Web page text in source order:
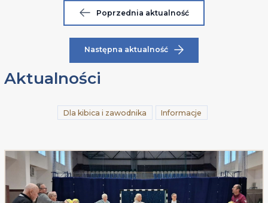
Poprzednia aktualność
Następna aktualność
Aktualności
Dla kibica i zawodnika Informacje